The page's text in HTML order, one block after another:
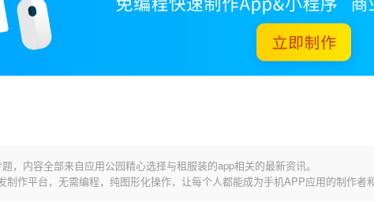
，内容全部来自应用公园精心选择与租服装的app相关的最新资讯。
作平台，无需编程，纯图形化操作，让每个人都能成为手机APP应用的制作者